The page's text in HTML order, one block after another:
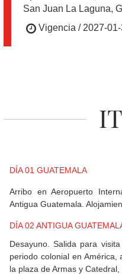
San Juan La Laguna,
Vigencia / 2027-
DÍA 01 GUATEMALA
Arribo en Aeropuerto
Antigua Guatemala.
DÍA 02 ANTIGUA
Desayuno. Salida para
periodo colonial en
la plaza de Armas y